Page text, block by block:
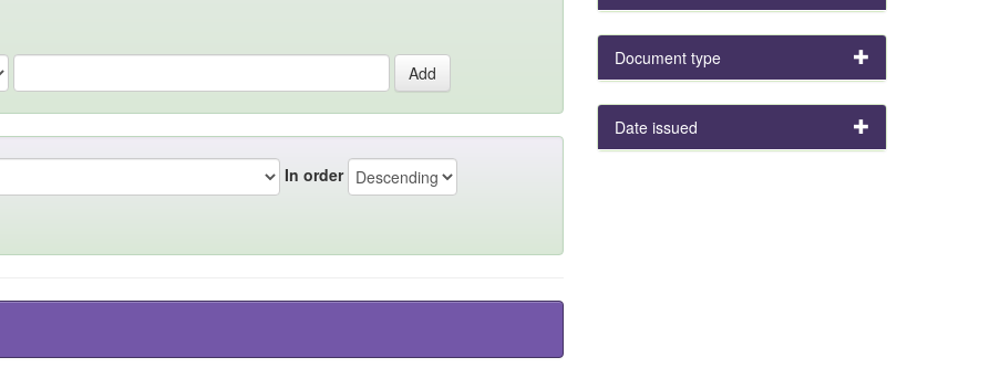
In order
Document type
Date issued